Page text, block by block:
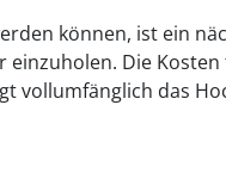
können, ist ein
Die
vollumfänglich das